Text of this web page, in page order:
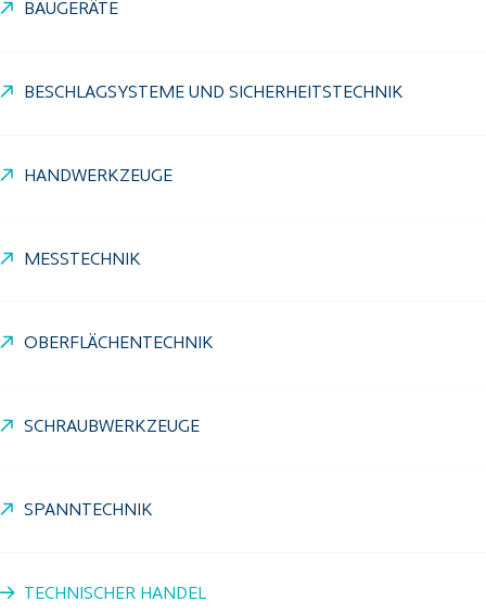
BAUGERÄTE
BESCHLAGSYSTEME UND SICHERHEITSTECHNIK
HANDWERKZEUGE
MESSTECHNIK
OBERFLÄCHENTECHNIK
SCHRAUBWERKZEUGE
SPANNTECHNIK
TECHNISCHER HANDEL